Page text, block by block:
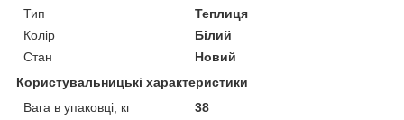
Тип
Теплиця
Колір
Білий
Стан
Новий
Користувальницькі характеристики
Вага в упаковці, кг
38